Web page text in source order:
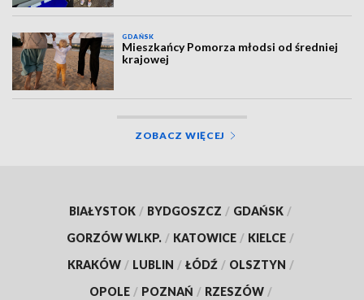
GDAŃSK
Mieszkańcy Pomorza młodsi od średniej
krajowej
ZOBACZ WIĘCEJ
BIAŁYSTOK / BYDGOSZCZ / GDAŃSK /
GORZÓW WLKP. / KATOWICE / KIELCE /
KRAKÓW / LUBLIN / ŁÓDŹ / OLSZTYN /
OPOLE / POZNAŃ / RZESZÓW /